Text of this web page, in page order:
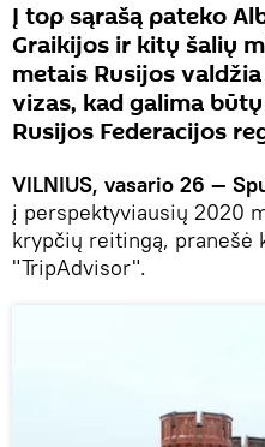
Į top sąrašą pateko
Graikijos ir kitų šalių
metais Rusijos
vizas, kad galima
Rusijos Federacijos
VILNIUS, vasario 26 —
į perspektyviausių 2020
krypčių reitingą, pranešė
"TripAdvisor".